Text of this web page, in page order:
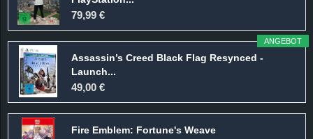
79,99 €
ANGEBOT
Assassin’s Creed Black Flag Resynced -
Launch...
49,00 €
Fire Emblem: Fortune's Weave